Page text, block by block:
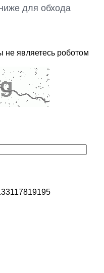
для обхода
не являетесь роботом